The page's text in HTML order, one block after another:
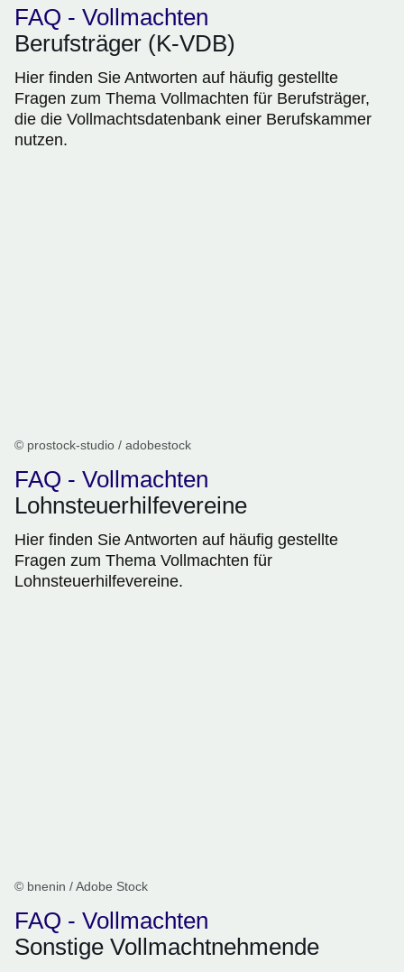
FAQ - Vollmachten
Berufsträger (K-VDB)
Hier finden Sie Antworten auf häufig gestellte
Fragen zum Thema Vollmachten für Berufsträger,
die die Vollmachtsdatenbank einer Berufskammer
nutzen.
© prostock-studio / adobestock
FAQ - Vollmachten
Lohnsteuerhilfevereine
Hier finden Sie Antworten auf häufig gestellte
Fragen zum Thema Vollmachten für
Lohnsteuerhilfevereine.
© bnenin / Adobe Stock
FAQ - Vollmachten
Sonstige Vollmachtnehmende